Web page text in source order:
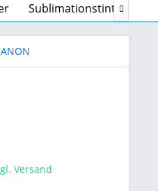
Sublimationstinte &

Versand